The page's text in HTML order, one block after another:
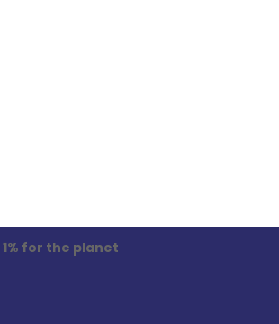
1% for the planet